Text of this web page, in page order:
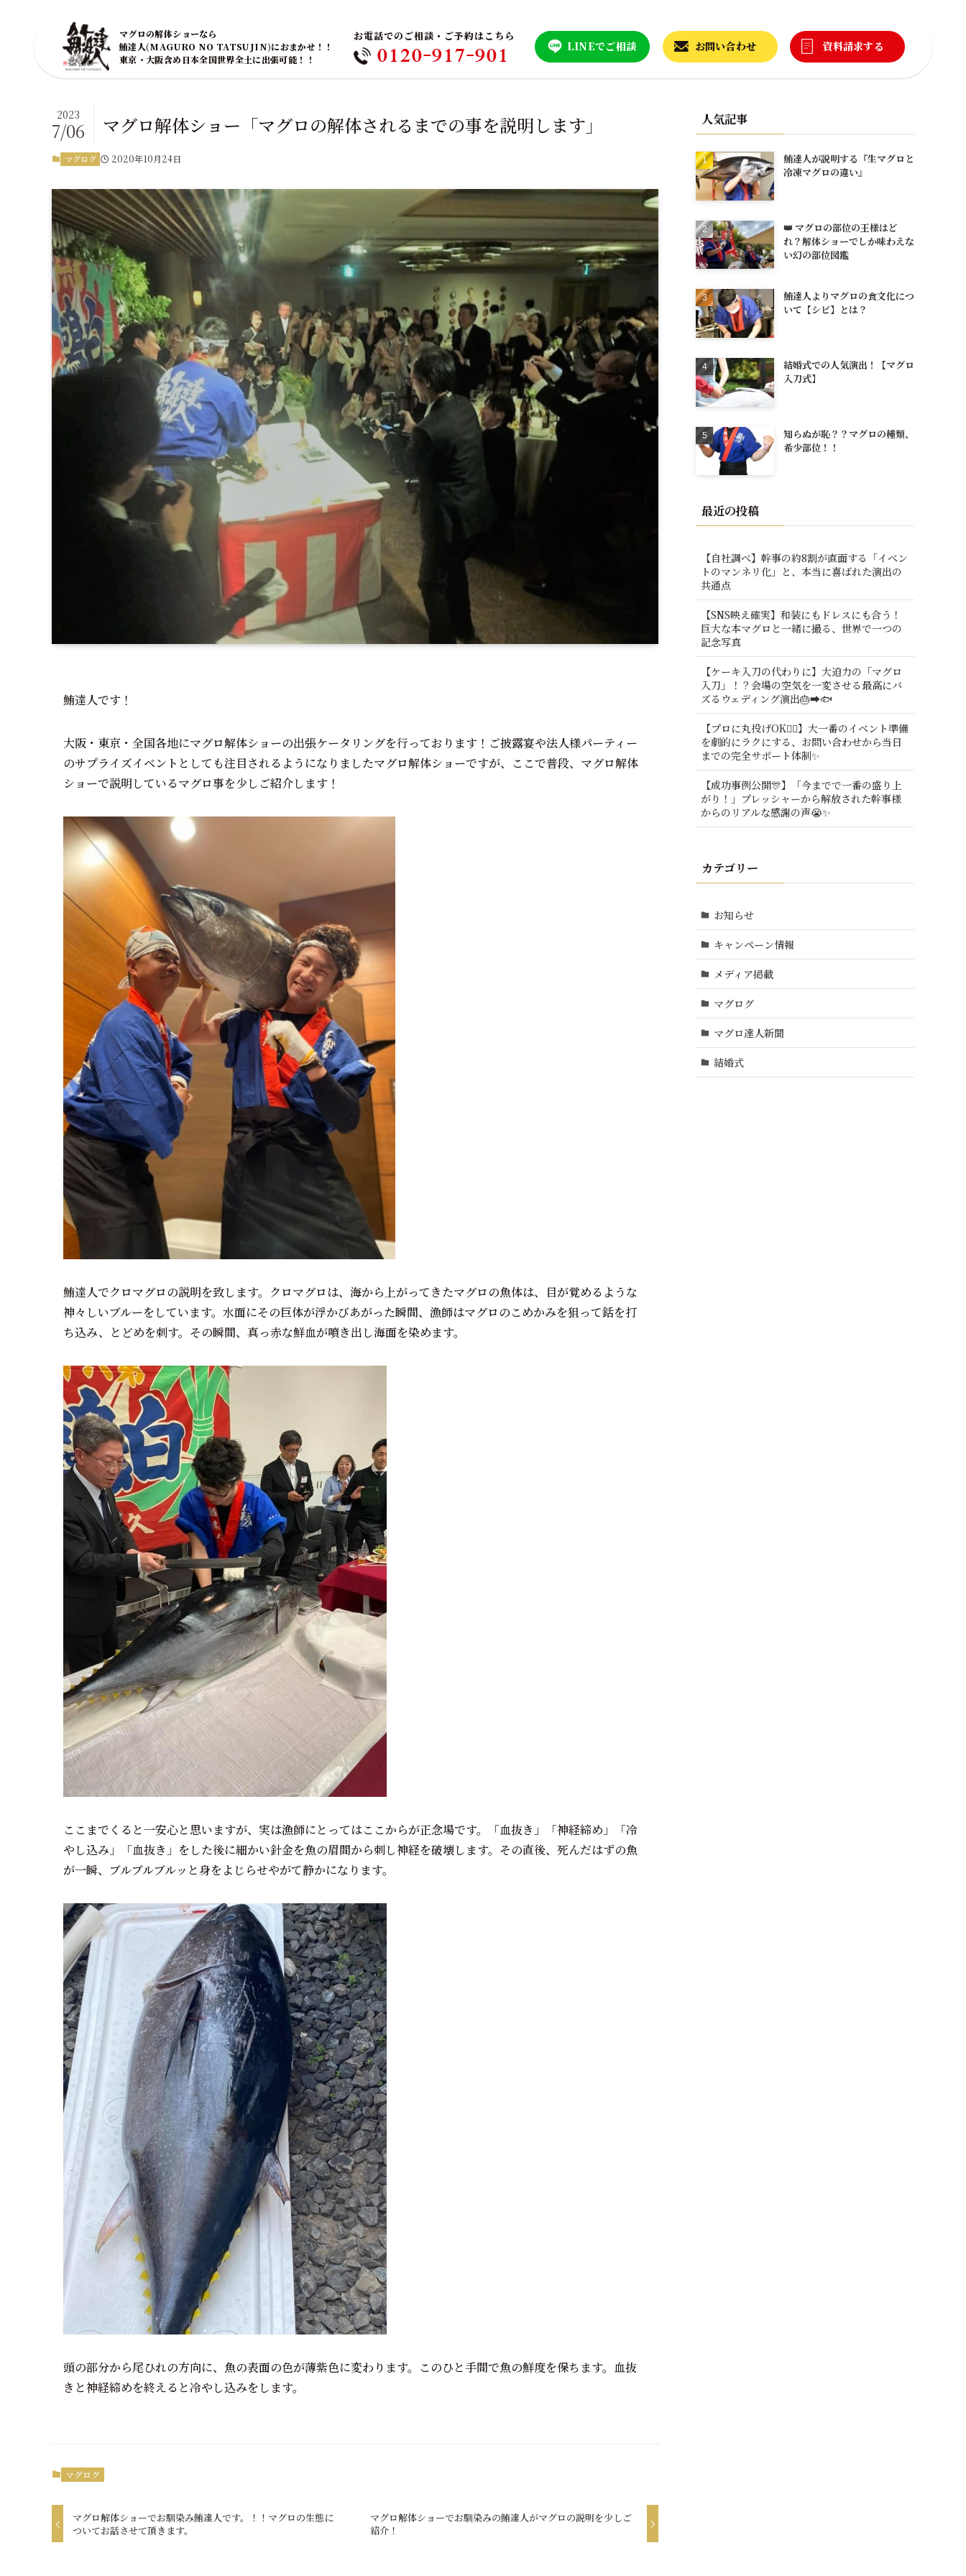
マグロの解体ショーなら
鮪達人(MAGURO NO TATSUJIN)におまかせ！！
東京・大阪含め日本全国世界全土に出張可能！！
お電話でのご相談・ご予約はこちら
0120-917-901 LINEでご相談 お問い合わせ 資料請求する
マグロ解体ショー「マグロの解体されるまでの事を説明します」
2023
7/06
マグログ 2020年10月24日
鮪達人です！
大阪・東京・全国各地にマグロ解体ショーの出張ケータリングを行っております！ご披露宴や法人様パーティー
のサプライズイベントとしても注目されるようになりましたマグロ解体ショーですが、ここで普段、マグロ解体
ショーで説明しているマグロ事を少しご紹介します！
鮪達人でクロマグロの説明を致します。クロマグロは、海から上がってきたマグロの魚体は、目が覚めるような
神々しいブルーをしています。水面にその巨体が浮かびあがった瞬間、漁師はマグロのこめかみを狙って銛を打
ち込み、とどめを刺す。その瞬間、真っ赤な鮮血が噴き出し海面を染めます。
ここまでくると一安心と思いますが、実は漁師にとってはここからが正念場です。「血抜き」「神経締め」「冷
やし込み」「血抜き」をした後に細かい針金を魚の眉間から刺し神経を破壊します。その直後、死んだはずの魚
が一瞬、ブルブルブルッと身をよじらせやがて静かになります。
頭の部分から尾ひれの方向に、魚の表面の色が薄紫色に変わります。このひと手間で魚の鮮度を保ちます。血抜
きと神経締めを終えると冷やし込みをします。
マグログ
マグロ解体ショーでお馴染み鮪達人です。！！マグロの生態に
ついてお話させて頂きます。
マグロ解体ショーでお馴染みの鮪達人がマグロの説明を少しご
紹介！
人気記事
鮪達人が説明する『生マグロと
冷凍マグロの違い』
👑 マグロの部位の王様はど
れ？解体ショーでしか味わえな
い幻の部位図鑑
鮪達人よりマグロの食文化につ
いて【シビ】とは？
結婚式での人気演出！【マグロ
入刀式】
知らぬが恥？？マグロの種類、
希少部位！！
最近の投稿
【自社調べ】幹事の約8割が直面する「イベン
トのマンネリ化」と、本当に喜ばれた演出の
共通点
【SNS映え確実】和装にもドレスにも合う！
巨大な本マグロと一緒に撮る、世界で一つの
記念写真
【ケーキ入刀の代わりに】大迫力の「マグロ
入刀」！？会場の空気を一変させる最高にバ
ズるウェディング演出🎂➡️🐟
【プロに丸投げOK🙆‍♂️】大一番のイベント準備
を劇的にラクにする、お問い合わせから当日
までの完全サポート体制✨
【成功事例公開🎊】「今までで一番の盛り上
がり！」プレッシャーから解放された幹事様
からのリアルな感謝の声😭✨
カテゴリー
お知らせ
キャンペーン情報
メディア掲載
マグログ
マグロ達人新聞
結婚式